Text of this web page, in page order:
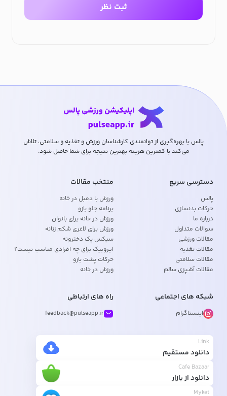
ثبت نظر
پالس با بهره‌گیری از توانمندی کارشناسان ورزش و تغذیه و سلامتی، تلاش
می‌کند با کمترین هزینه بهترین نتیجه برای شما حاصل شود.
دسترسی سریع
پالس
حرکات بدنسازی
درباره ما
سوالات متداول
مقالات ورزشی
مقالات تغذیه
مقالات سلامتی
مقالات آشپزی سالم
منتخب مقالات
ورزش با دمبل در خانه
برنامه جلو بازو
ورزش در خانه برای بانوان
ورزش برای لاغری شکم زنانه
سیکس پک دخترونه
ایروبیک برای چه افرادی مناسب نیست؟
حرکات پشت بازو
ورزش در خانه
شبکه های اجتماعی
اینستاگرام
راه های ارتباطی
feedback@pulseapp.ir
Link
دانلود مستقیم
Cafe Bazaar
دانلود از بازار
Myket